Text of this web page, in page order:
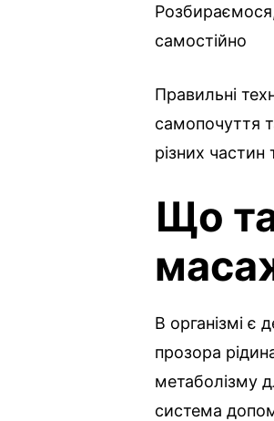
самостійно
Правильні
самопочуття
різних частин
Що
В організмі є
прозора
метаболізму
система